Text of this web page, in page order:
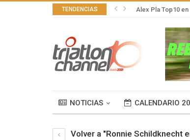
TENDENCIAS Alex Pla Top10
NOTICIAS CALENDARIO
Volver a "Ronnie Schildknecht